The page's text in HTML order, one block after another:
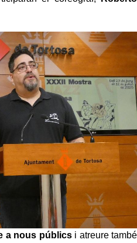
a nous públicsi atreure també